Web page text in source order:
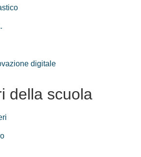
digitale
della scuola